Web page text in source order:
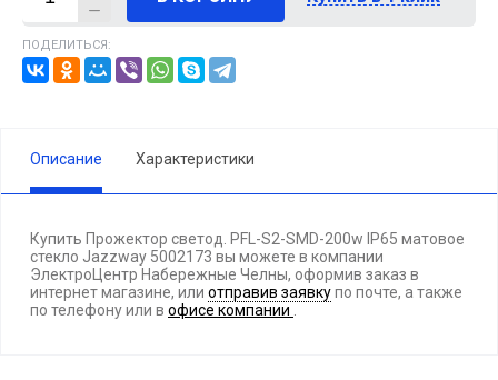
ПОДЕЛИТЬСЯ:
Описание Характеристики
Купить Прожектор светод. PFL-S2-SMD-200w IP65 матовое
стекло Jazzway 5002173 вы можете в компании
ЭлектроЦентр Набережные Челны, оформив заказ в
интернет магазине, или отправив заявкупо почте, а также
по телефонуили в офисе компании